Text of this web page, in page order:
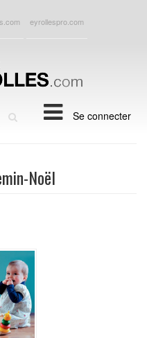
eyrollespro.com
Se connecter
Noël